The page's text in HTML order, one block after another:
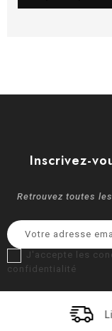
Inscrivez-
Retrouvez toutes
J'accepte les
confidentialité